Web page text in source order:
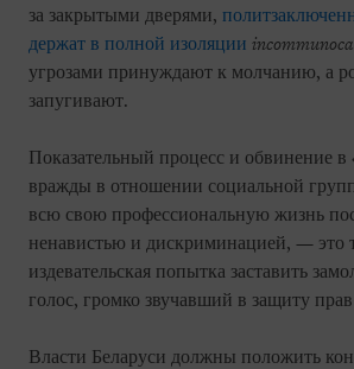
за закрытыми дверями,
держат в полной изоляции
угрозами принуждают к молчанию, а
запугивают.
Показательный процесс и обвинение в
вражды в отношении социальной
всю свою профессиональную жизнь
ненавистью и дискриминацией, — это
издевательская попытка заставить
голос, громко звучавший в защиту
Власти Беларуси должны положить